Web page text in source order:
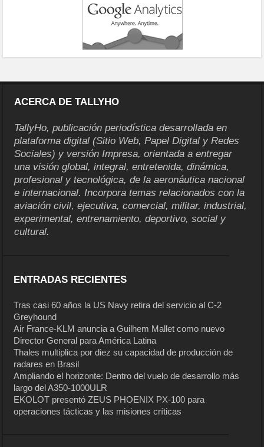
ACERCA DE TALLYHO
TallyHo, publicación periodística desarrollada en
plataforma digital (Sitio Web, Papel Digital y Redes
Sociales) y versión Impresa, orientada a entregar
una visión global, integral, entretenida, dinámica,
profesional y tecnológica, de la aeronáutica nacional
e internacional. Incorpora temas relacionados con la
aviación civil, ejecutiva, comercial, militar, industrial,
experimental, entrenamiento, deportivo, social y
cultural.
ENTRADAS RECIENTES
Tras casi 60 años la US Navy retira del servicio al C-2
Greyhound
Air France-KLM anuncia a Guilhem Mallet como nuevo
Director General para América Latina
Thales multiplica por diez su capacidad de producción de
radares en Brasil
Ampliando el horizonte: Dentro del vuelo de desarrollo más
largo del A350-1000ULR
EKOLOT presentó ZEUS PHOENIX PX-100 para
operaciones tácticas y las misiones críticas